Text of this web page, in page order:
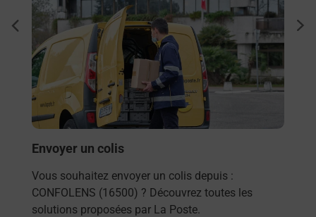
Envoyer un colis
Vous souhaitez envoyer un colis depuis :
CONFOLENS (16500) ? Découvrez toutes les
solutions proposées par La Poste.